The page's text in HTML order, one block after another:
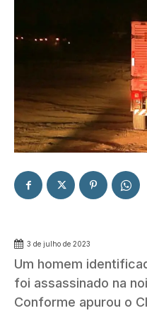
3 de julho de 2023
Um homem
foi assassinado na
Conforme apurou o